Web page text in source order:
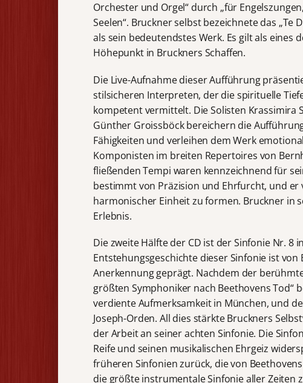
Orchester und Orgel“ durch „für
Seelen“. Bruckner selbst bezeichnete das „Te
als sein bedeutendstes Werk. Es gilt als eines
Höhepunkt in Bruckners Schaffen.
Die Live-Aufnahme dieser Aufführung
stilsicheren Interpreten, der die spirituelle
kompetent vermittelt. Die Solisten Krassimira
Günther Groissböck bereichern die
Fähigkeiten und verleihen dem Werk
Komponisten im breiten Repertoires von
fließenden Tempi waren kennzeichnend für
bestimmt von Präzision und Ehrfurcht, und er
harmonischer Einheit zu formen. Bruckner in
Erlebnis.
Die zweite Hälfte der CD ist der Sinfonie Nr. 8
Entstehungsgeschichte dieser Sinfonie ist
Anerkennung geprägt. Nachdem der
größten Symphoniker nach Beethovens
verdiente Aufmerksamkeit in München, und
Joseph-Orden. All dies stärkte Bruckners
der Arbeit an seiner achten Sinfonie. Die
Reife und seinen musikalischen Ehrgeiz
früheren Sinfonien zurück, die von
die größte instrumentale Sinfonie aller Zeiten